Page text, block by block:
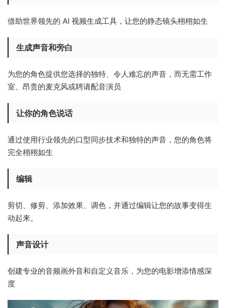
借助世界领先的 AI 视频生成工具，让您的静态镜头栩栩如生
生成声音和旁白
为您的角色提供您选择的独特、令人难忘的声音，而无需工作
室、昂贵的麦克风或聘请配音演员
让你的角色说话
通过使用行业领先的口型同步技术和独特的声音，您的角色将
完全栩栩如生
编辑
剪切、修剪、添加效果、调色，并通过编辑让您的故事变得生
动起来。
声音设计
创建专业的音频画外音和自定义音乐，为您的电影增添情感深
度